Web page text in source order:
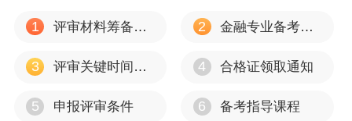
1 评审材料筹备注意事项 2 金融专业备考心得
3 评审关键时间节点 4 合格证领取通知
5 申报评审条件 6 备考指导课程